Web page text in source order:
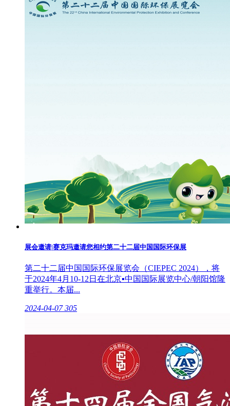
展会邀请|赛克玛邀请您相约第二十二届中国国际环保展
第二十二届中国国际环保展览会（CIEPEC 2024），将
于2024年4月10-12日在北京▪中国国际展览中心/朝阳馆隆
重举行。本届...
2024-04-07 305